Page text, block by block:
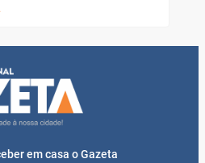
em casa o Gazeta